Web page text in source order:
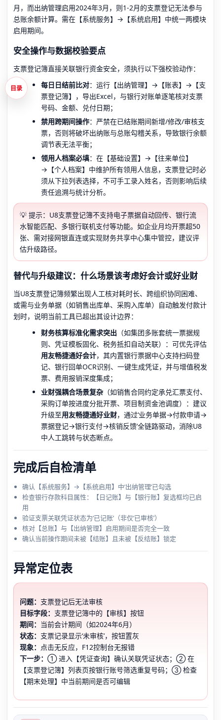
月，而出纳管理启用2024年3月，则1-2月的支票登记无法参与
总账余额计算。需在【系统服务】→【系统启用】中统一两模块
启用期间。
安全操作与数据校验要点
支票登记簿直接关联银行资金安全，须执行以下强校验动作：
每日日结前比对：运行【出纳管理】→【账表】→【支
票登记簿】，导出Excel，与银行对账单逐笔核对支票
号码、金额、兑付日期；
禁用跨期间操作：严禁在已结账期间新增/修改/审核支
票，否则将破坏出纳账与总账勾稽关系，导致银行余额
调节表无法平衡；
领用人档案必填：在【基础设置】→【往来单位】
→【个人档案】中维护所有领用人信息，支票登记时必
须从下拉列表选择，不可手工录入姓名，否则影响后续
责任追溯与统计分析。
💡 提示：U8支票登记簿不支持电子票据自动回传、银行流
水智能匹配、多银行联机支付等功能。如企业月均开票超50
张、需对接网银直连或实现财务共享中心集中管控，建议评
估升级路径。
替代与升级建议：什么场景该考虑好会计或好业财
当U8支票登记簿频繁出现人工核对耗时长、跨组织协同困难、
或需与业务单据（如销售出库单、采购入库单）自动触发付款计
划时，说明当前工具已超出其设计边界：
财务核算标准化需求突出 （如集团多账套统一票据规
则、凭证模板固化、税务抵扣自动关联）：可优先评估
用友畅捷通好会计，其内置银行票据中心支持扫码登
记、银行回单OCR识别、一键生成凭证，并与增值税发
票、费用报销深度集成；
业财强耦合场景复杂 （如销售合同约定承兑汇票支付、
采购订单按进度分批开票、项目制资金池调度）：建议
升级至用友畅捷通好业财，通过‘业务单据→付款申请→
票据登记→银行支付→核销反馈’全链路驱动，消除U8
中人工跳转与状态断点。
完成后自检清单
确认【系统服务】→【系统启用】中‘出纳管理’已勾选
检查银行存款科目属性：【日记账】与【银行账】复选框均已启
用
验证支票关联凭证状态为‘已记账’（非仅‘已审核’）
核对【总账】与【出纳管理】启用期间是否完全一致
确认当前操作期间未被【结账】且未被【反结账】锁定
异常定位表
问题： 支票登记后无法审核
目标字段： 支票登记簿中的【审核】按钮
期间： 当前会计期间（如2024年6月）
状态： 支票记录显示‘未审核’，按钮置灰
现象： 点击无反应，F12控制台无报错
下一步： ① 进入【凭证查询】确认关联凭证状态；② 在
【支票登记簿】列表页按银行账号筛选重复号码；③ 检查
【期末处理】中当前期间是否可编辑
目录